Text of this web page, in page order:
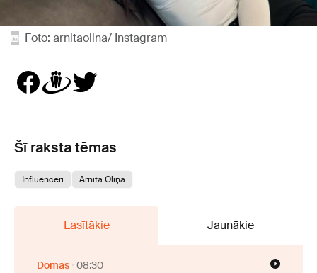
Foto: arnitaolina/ Instagram
Šī raksta tēmas
Influenceri Arnita Oliņa
Lasītākie Jaunākie
Domas 08:30